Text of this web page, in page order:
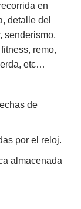
en
detalle del
senderismo,
remo,
etc…
de
por el reloj.
almacenada